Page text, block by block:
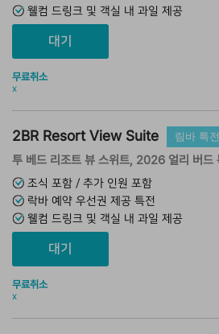
웰컴 드링크 및 객실 내 과일 제공
무료취소
x
2BR Resort View Suite 림바 특
투 베드 리조트 뷰 스위트, 2026 얼리 버드
조식 포함 / 추가 인원 포함
락바 예약 우선권 제공 특전
웰컴 드링크 및 객실 내 과일 제공
무료취소
x